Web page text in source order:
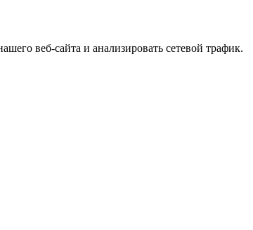
веб-сайта и анализировать сетевой трафик.